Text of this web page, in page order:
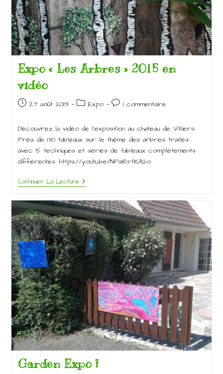
Expo « Les Arbres » 2015 en
vidéo
Publication
27 août 2019
PostExpo
Commentaires
publication :
1 commentaire
Découvrez la vidéo de l’exposition au chateau de Villiers.
Près de 130 tableaux sur le thème des arbres traités
avec 5 techniques et séries de tableaux complétements
différentes. https://youtu.be/NPs1RrtKA2o
Continuer La LectureExpo
« Les
Arbres »
2015
En
Vidéo
Garden Expo !